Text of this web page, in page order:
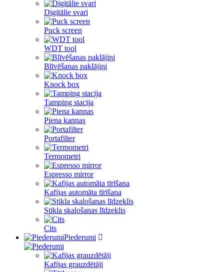
Digitālie svari
Puck screen
WDT tool
Blīvēšanas paklājiņi
Knock box
Tamping stacija
Piena kannas
Portafilter
Termometri
Espresso mirror
Kafijas automāta tīrīšana
Stikla skalošanas līdzeklis
Cits
Piederumi
Kafijas grauzdētāji